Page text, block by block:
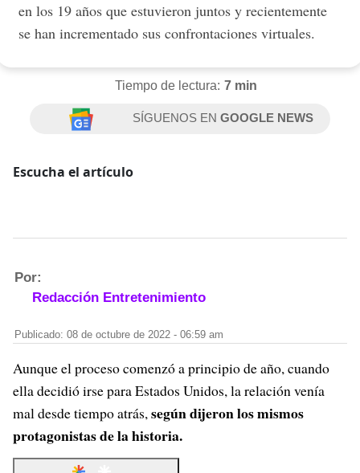
en los 19 años que estuvieron juntos y recientemente
se han incrementado sus confrontaciones virtuales.
Tiempo de lectura: 7 min
SÍGUENOS ENGOOGLE NEWS
Escucha el artículo
Por:
Redacción Entretenimiento
Publicado: 08 de octubre de 2022 - 06:59 am
Aunque el proceso comenzó a principio de año, cuando
ella decidió irse para Estados Unidos, la relación venía
mal desde tiempo atrás,según dijeron los mismos
protagonistas de la historia.